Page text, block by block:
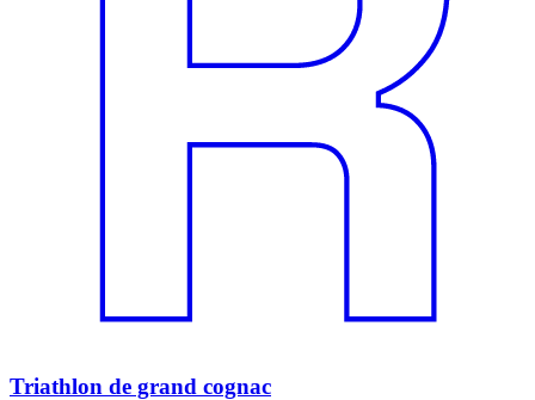
Triathlon de grand cognac